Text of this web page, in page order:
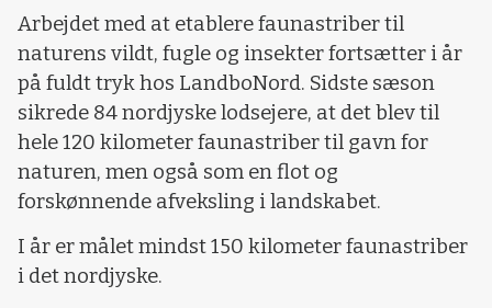
Arbejdet med at etablere faunastriber til
naturens vildt, fugle og insekter fortsætter i år
på fuldt tryk hos LandboNord. Sidste sæson
sikrede 84 nordjyske lodsejere, at det blev til
hele 120 kilometer faunastriber til gavn for
naturen, men også som en flot og
forskønnende afveksling i landskabet.
I år er målet mindst 150 kilometer faunastriber
i det nordjyske.